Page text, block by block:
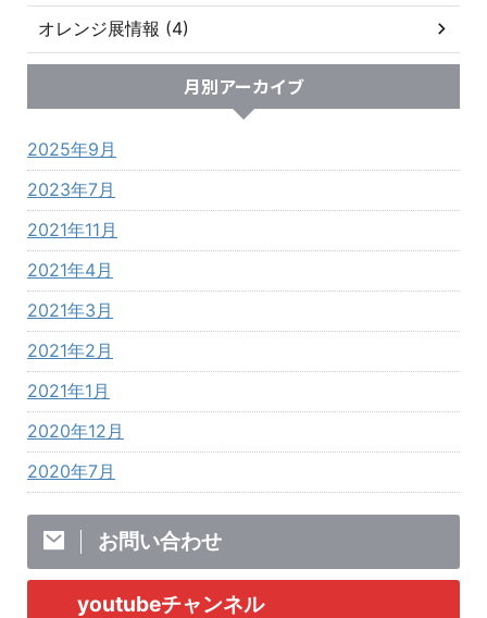
オレンジ展情報 (4)
月別アーカイブ
2025年9月
2023年7月
2021年11月
2021年4月
2021年3月
2021年2月
2021年1月
2020年12月
2020年7月
お問い合わせ
youtubeチャンネル